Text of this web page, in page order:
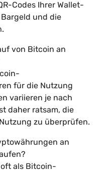
Codes Ihrer Wallet-
und die
von Bitcoin an
für die Nutzung
variieren je nach
daher ratsam, die
zu überprüfen.
an
als Bitcoin-